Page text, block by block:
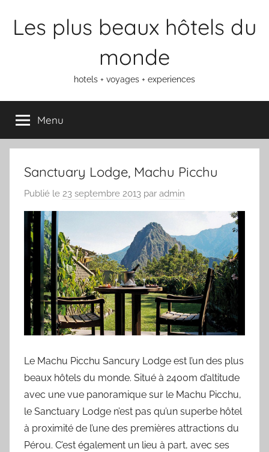
Les plus beaux hôtels du
monde
hotels + voyages + experiences
Menu
Sanctuary Lodge, Machu Picchu
Publié le 23 septembre 2013 par admin
Le Machu Picchu Sancury Lodge est l’un des plus
beaux hôtels du monde. Situé à 2400m d’altitude
avec une vue panoramique sur le Machu Picchu,
le Sanctuary Lodge n’est pas qu’un superbe hôtel
à proximité de l’une des premières attractions du
Pérou. C’est également un lieu à part, avec ses